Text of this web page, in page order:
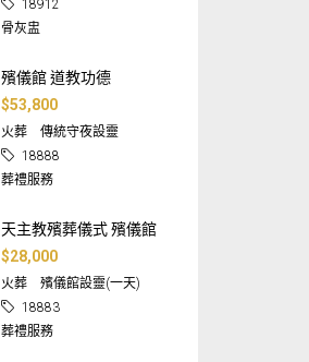
18912
骨灰盅
殯儀館 道教功德
$53,800
火葬
傳統守夜設靈
18888
葬禮服務
天主教殯葬儀式 殯儀館
$28,000
火葬
殯儀館設靈(一天)
18883
葬禮服務